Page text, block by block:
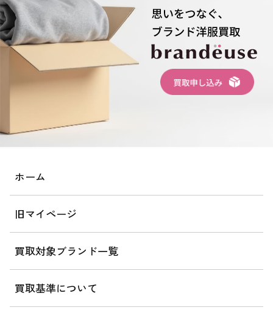
ホーム
旧マイページ
買取対象ブランド一覧
買取基準について